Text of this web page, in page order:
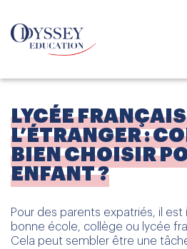
LYCÉE
L’ÉTRANGER :
BIEN CHOISIR
ENFANT ?
Pour des parents expatriés, il
bonne école, collège ou lycée
Cela peut sembler être une